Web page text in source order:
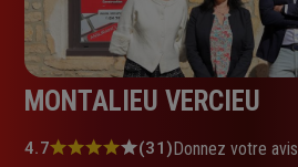
MONTALIEU VERCIEU
Note
4.7 (31)Donnez votre avis